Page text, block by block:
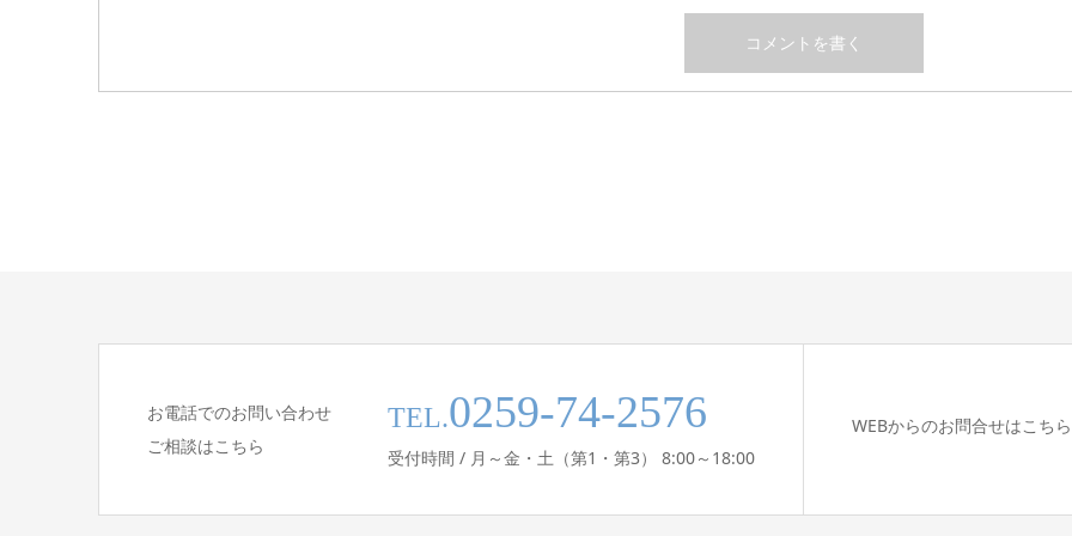
お電話でのお問い合わせ
ご相談はこちら
TEL.0259-74-2576
受付時間 / 月～金・土（第1・第3） 8:00～18:00
WEBからのお問合せはこちら